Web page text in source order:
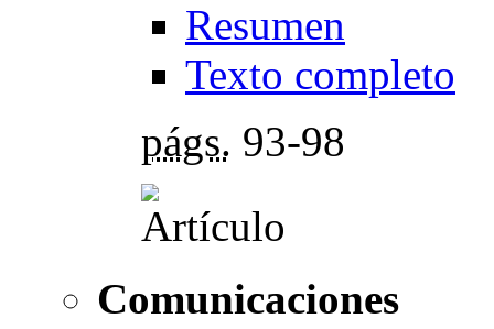
Resumen
Texto completo
págs. 93-98
Comunicaciones